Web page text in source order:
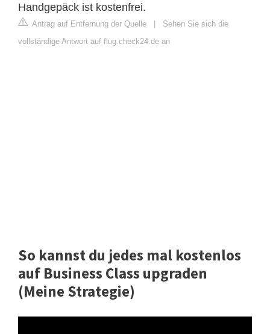
Handgepäck ist kostenfrei.
Antrag auf Entfernung der Quelle
Sehen Sie sich die
vollständige Antwort auf flug.check24.de an
So kannst du jedes mal kostenlos
auf Business Class upgraden
(Meine Strategie)